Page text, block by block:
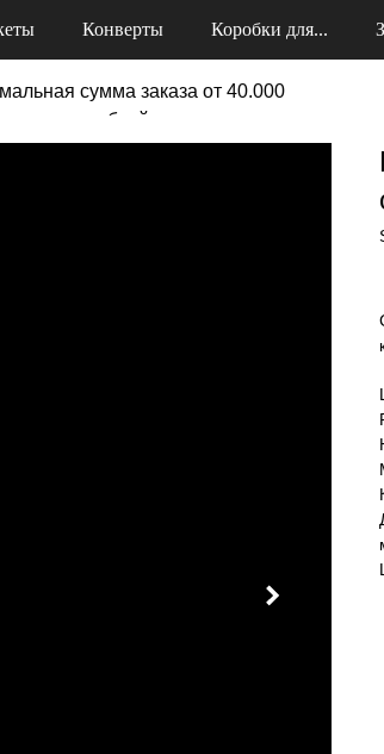
сумма заказа от 40.000
рублей
Конверты Коробки для...